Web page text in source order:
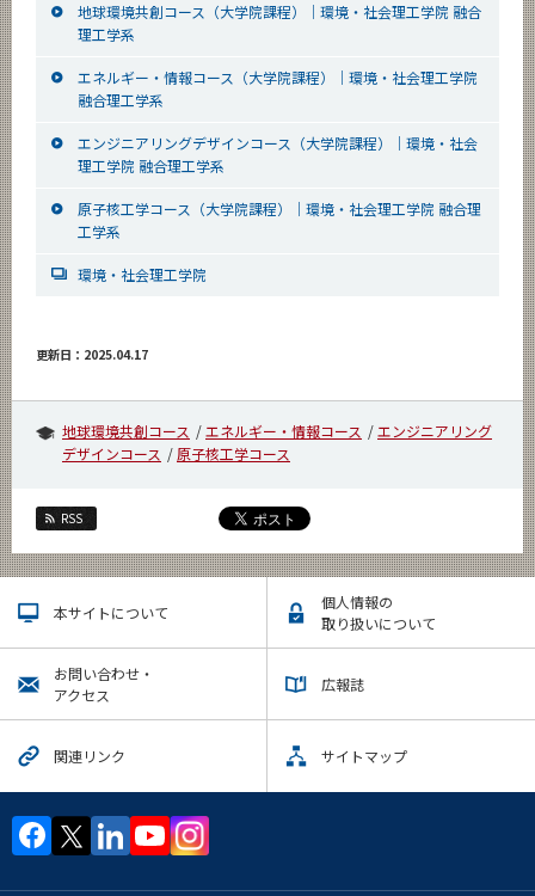
地球環境共創コース（大学院課程）｜環境・社会理工学院 融合
理工学系
エネルギー・情報コース（大学院課程）｜環境・社会理工学院
融合理工学系
エンジニアリングデザインコース（大学院課程）｜環境・社会
理工学院 融合理工学系
原子核工学コース（大学院課程）｜環境・社会理工学院 融合理
工学系
環境・社会理工学院
更新日：2025.04.17
地球環境共創コース エネルギー・情報コース
エンジニアリング
デザインコース
原子核工学コース
RSS
本サイトについて
個人情報の
取り扱いについて
お問い合わせ・
アクセス
広報誌
関連リンク サイトマップ